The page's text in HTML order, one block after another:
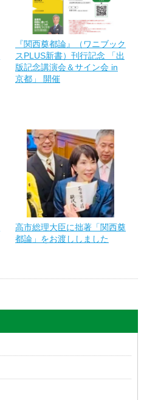
『関西奠都論』（ワニブック
スPLUS新書）刊行記念 「出
版記念講演会＆サイン会 in
京都」 開催
高市総理大臣に拙著「関西奠
都論」をお渡ししました